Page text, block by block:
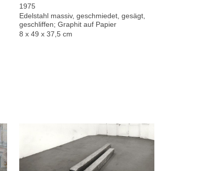
1975
Edelstahl massiv, geschmiedet, gesägt,
geschliffen; Graphit auf Papier
8 x 49 x 37,5 cm